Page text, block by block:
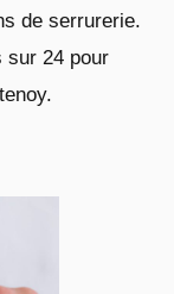
de serrurerie.
sur 24 pour